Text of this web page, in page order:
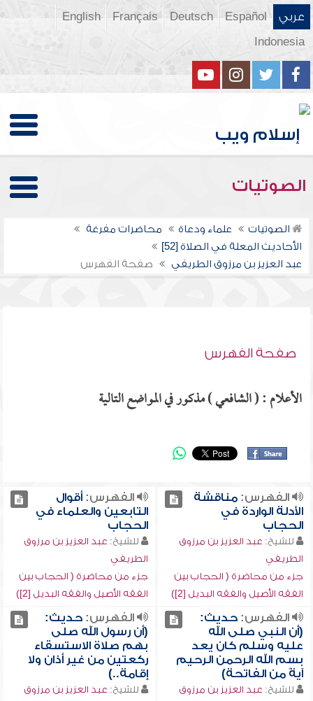
عربي Español
Deutsch
Français
English
Indonesia
الصوتيات
الصوتيات علماء ودعاة
محاضرات مفرغة
الأحاديث المعلة في الصلاة [52]
عبد العزيز بن مرزوق الطريفي
صفحة الفهرس
صفحة الفهرس
الأعلام : ( الشافعي ) مذكور في المواضع التالية
الفهرس:مناقشة
الأدلة الواردة في
الحجاب
للشيخ: عبد العزيز بن مرزوق
الطريفي
جزء من محاضرة ( الحجاب بين
الفقه الأصيل والفقه البديل [2])
الفهرس:أقوال
التابعين والعلماء في
الحجاب
للشيخ: عبد العزيز بن مرزوق
الطريفي
جزء من محاضرة ( الحجاب بين
الفقه الأصيل والفقه البديل [2])
الفهرس:حديث:
(أن النبي صلى الله
عليه وسلم كان يعد
بسم الله الرحمن الرحيم
آيةً من الفاتحة)
للشيخ: عبد العزيز بن مرزوق
الفهرس:حديث:
(أن رسول الله صلى
بهم صلاة الاستسقاء
ركعتين من غير أذان ولا
إقامة..)
للشيخ: عبد العزيز بن مرزوق